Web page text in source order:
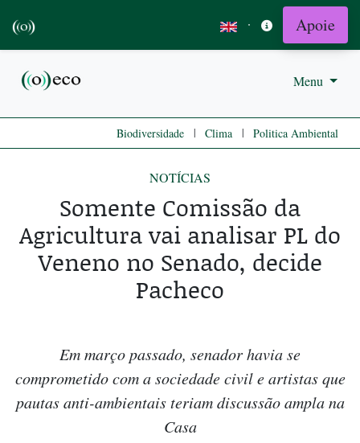
· Apoie
Menu
Biodiversidade | Clima | Politica Ambiental
NOTÍCIAS
Somente Comissão da
Agricultura vai analisar PL do
Veneno no Senado, decide
Pacheco
Em março passado, senador havia se
comprometido com a sociedade civil e artistas que
pautas anti-ambientais teriam discussão ampla na
Casa